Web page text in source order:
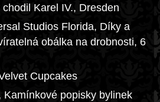
Karel IV., Dresden
Studios Florida, Díky a
obálka na drobnosti, 6
Cupcakes
Kamínkové popisky bylinek